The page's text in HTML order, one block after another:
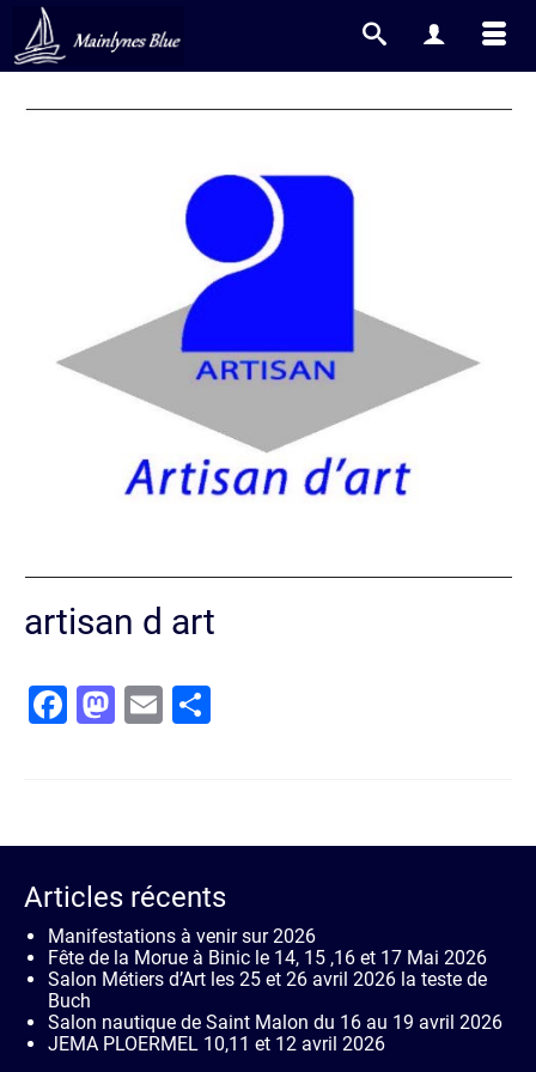
artisan d art
Facebook
Mastodon
Email
Articles récents
Manifestations à venir sur 2026
Fête de la Morue à Binic le 14, 15 ,16 et 17 Mai 2026
Salon Métiers d’Art les 25 et 26 avril 2026 la teste de
Buch
Salon nautique de Saint Malon du 16 au 19 avril 2026
JEMA PLOERMEL 10,11 et 12 avril 2026